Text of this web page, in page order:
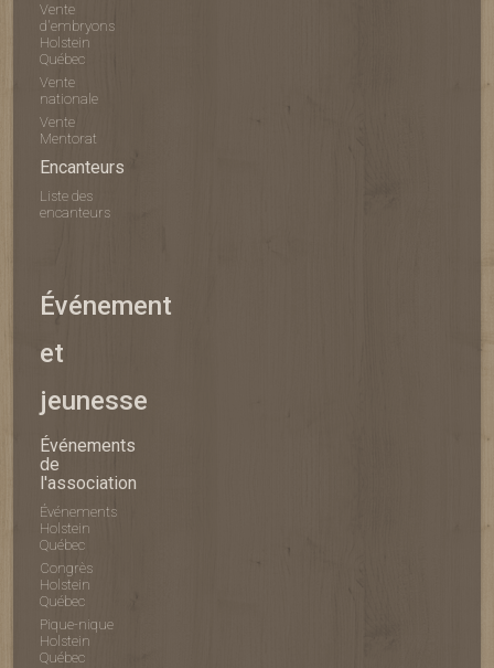
Vente
d'embryons
Holstein
Québec
Vente
nationale
Vente
Mentorat
Encanteurs
Liste des
encanteurs
Événement
et
jeunesse
Événements
de
l'association
Événements
Holstein
Québec
Congrès
Holstein
Québec
Pique-nique
Holstein
Québec